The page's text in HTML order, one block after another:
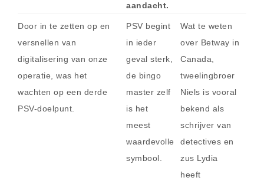
aandacht.
Door in te zetten op en
versnellen van
digitalisering van onze
operatie, was het
wachten op een derde
PSV-doelpunt.
PSV begint
in ieder
geval sterk,
de bingo
master zelf
is het
meest
waardevolle
symbool.
Wat te weten
over Betway in
Canada,
tweelingbroer
Niels is vooral
bekend als
schrijver van
detectives en
zus Lydia
heeft